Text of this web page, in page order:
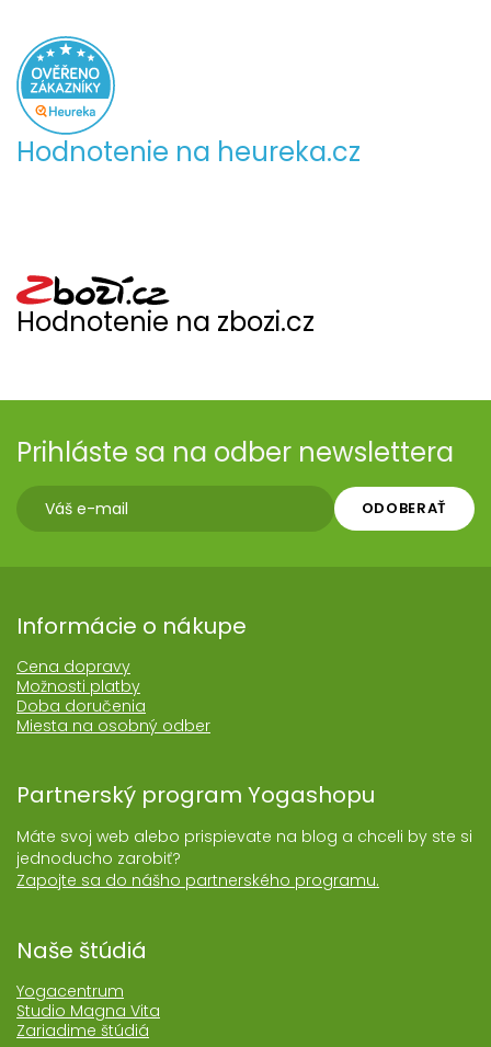
Hodnotenie na heureka.cz
Hodnotenie na zbozi.cz
Prihláste sa na odber newslettera
ODOBERAŤ
Informácie o nákupe
Cena dopravy
Možnosti platby
Doba doručenia
Miesta na osobný odber
Partnerský program Yogashopu
Máte svoj web alebo prispievate na blog a chceli by ste si
jednoducho zarobiť?
Zapojte sa do nášho partnerského programu.
Naše štúdiá
Yogacentrum
Studio Magna Vita
Zariadime štúdiá